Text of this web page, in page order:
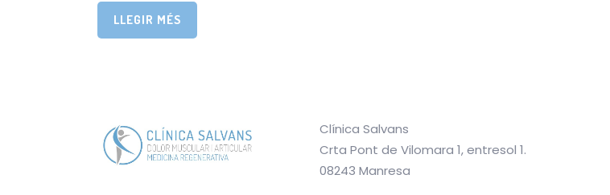
LLEGIR MÉS
Clínica Salvans
Crta Pont de Vilomara 1, entresol 1.
08243 Manresa